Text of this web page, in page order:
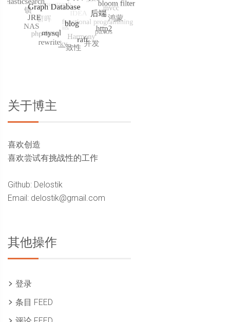
关于博主
喜欢创造
喜欢尝试有挑战性的工作
Github: Delostik
Email: delostik@gmail.com
其他操作
登录
条目 FEED